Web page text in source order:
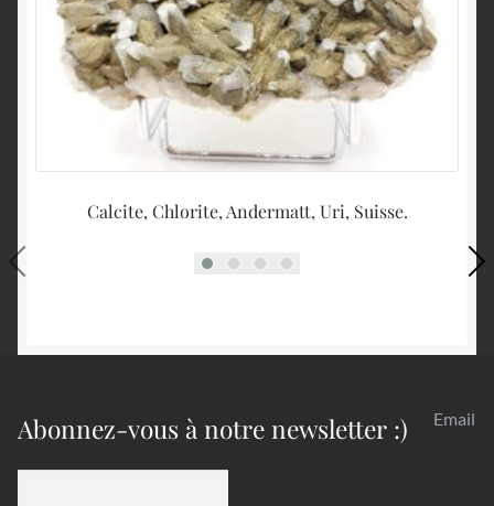
Calcite, Chlorite, Andermatt, Uri, Suisse.
Abonnez-vous à notre newsletter :) Email